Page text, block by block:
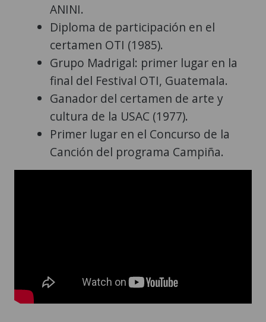
ANINI.
Diploma de participación en el
certamen OTI (1985).
Grupo Madrigal: primer lugar en la
final del Festival OTI, Guatemala.
Ganador del certamen de arte y
cultura de la USAC (1977).
Primer lugar en el Concurso de la
Canción del programa Campiña.